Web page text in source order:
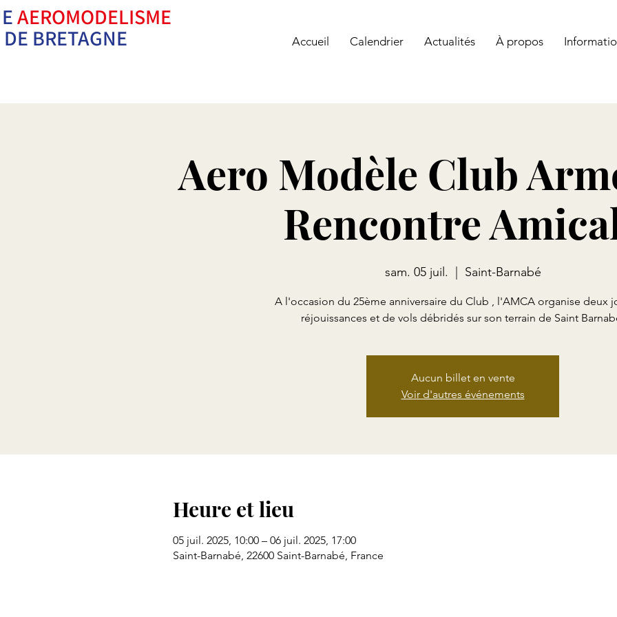
AEROMODELISME
DE BRETAGNE Accueil Calendrier Actualités À propos
Aero Modèle Club
Rencontre
sam. 05 juil. Saint-Barnabé
A l'occasion du 25ème anniversaire du Club , l'AMCA organise deux
réjouissances et de vols débridés sur son terrain de Saint
Aucun billet en vente
Voir d'autres événements
Heure et lieu
05 juil. 2025, 10:00 – 06 juil. 2025, 17:00
Saint-Barnabé, 22600 Saint-Barnabé, France